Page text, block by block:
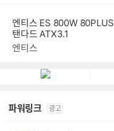
엔티스 ES 800W 80PLUS
탠다드 ATX3.1